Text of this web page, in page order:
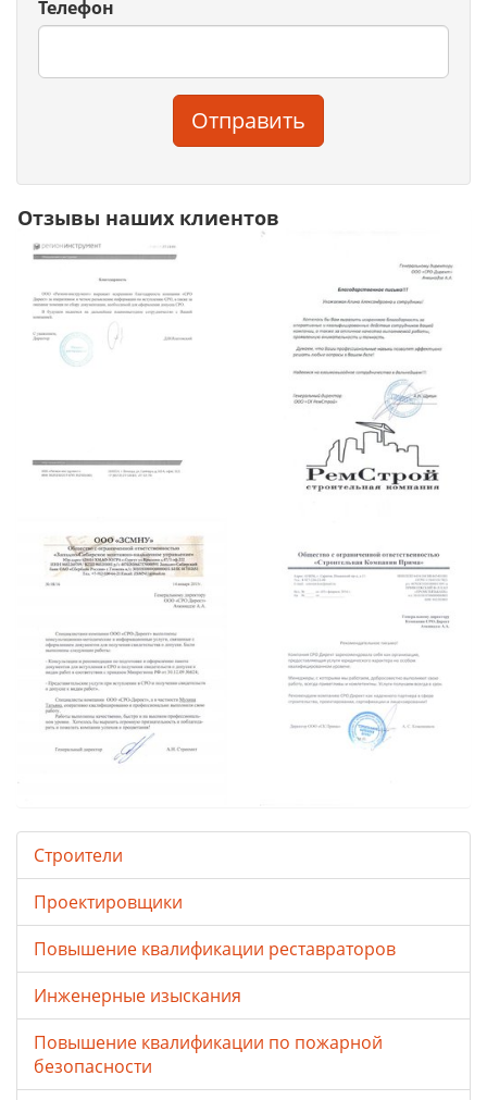
Телефон
Отправить
Отзывы наших клиентов
Строители
Проектировщики
Повышение квалификации реставраторов
Инженерные изыскания
Повышение квалификации по пожарной
безопасности